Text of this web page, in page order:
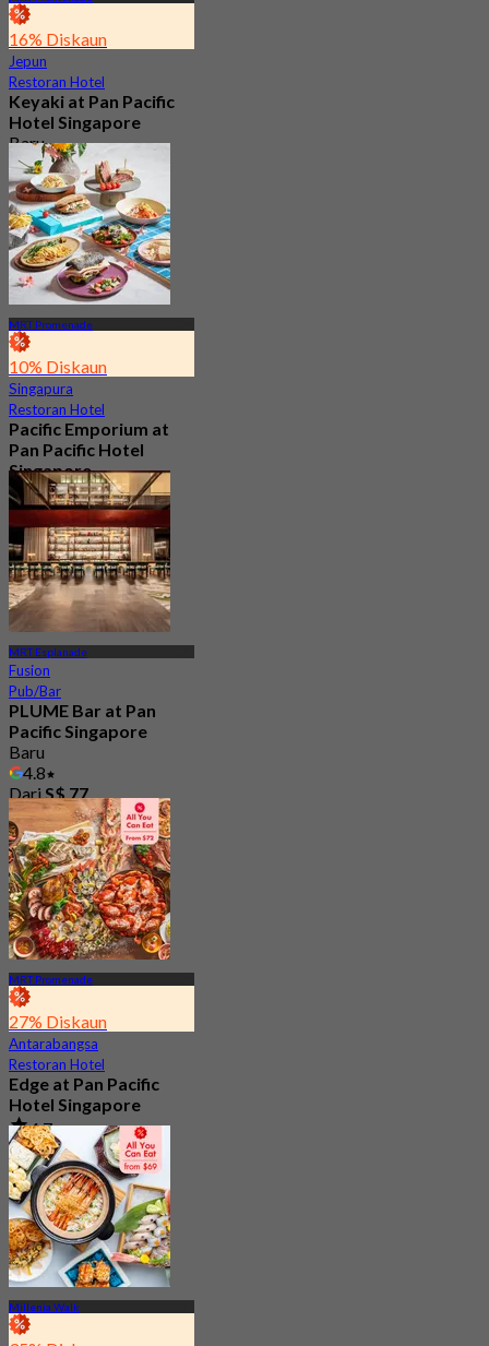
16% Diskaun
Jepun
Restoran Hotel
Keyaki at Pan Pacific
Hotel Singapore
Baru
4.2
DariS$ 70
MRT Promenade
10% Diskaun
Singapura
Restoran Hotel
Pacific Emporium at
Pan Pacific Hotel
Singapore
Baru
4.2
DariS$ 32.35
MRT Esplanade
Fusion
Pub/Bar
PLUME Bar at Pan
Pacific Singapore
Baru
4.8
Dari S$ 77
MRT Promenade
27% Diskaun
Antarabangsa
Restoran Hotel
Edge at Pan Pacific
Hotel Singapore
4.7
3K ditempah
DariS$ 73
Millenia Walk